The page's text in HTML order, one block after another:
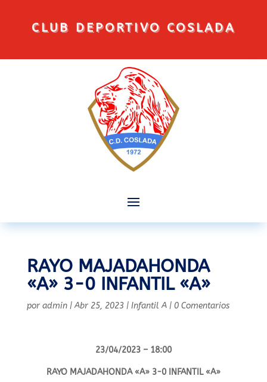
CLUB DEPORTIVO COSLADA
RAYO MAJADAHONDA
«A» 3-0 INFANTIL «A»
por admin|Abr 25, 2023| Infantil A| 0 Comentarios
23/04/2023 – 18:00
RAYO MAJADAHONDA «A» 3-0 INFANTIL «A»